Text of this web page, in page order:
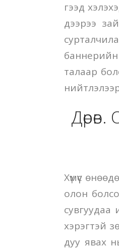
гээд
дээрээ
баннерийн
талаар
Хүмүүс
олон
сувгуудаа
хэрэгтэй
дуу явах